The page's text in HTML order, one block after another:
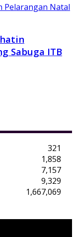
Sabuga ITB
321
1,858
7,157
9,329
1,667,069